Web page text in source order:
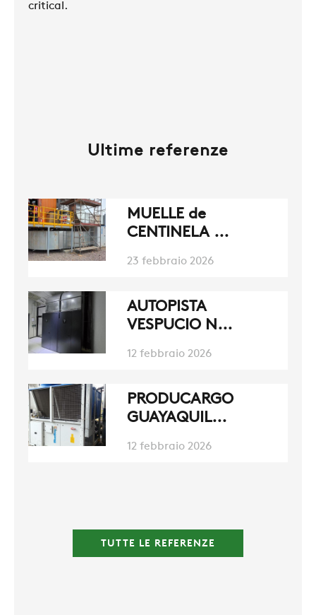
AREA RISERVATA
ZERO
critical.
Ultime referenze
MUELLE de
CENTINELA ...
23 febbraio 2026
AUTOPISTA
VESPUCIO N...
12 febbraio 2026
PRODUCARGO
GUAYAQUIL...
12 febbraio 2026
TUTTE LE REFERENZE